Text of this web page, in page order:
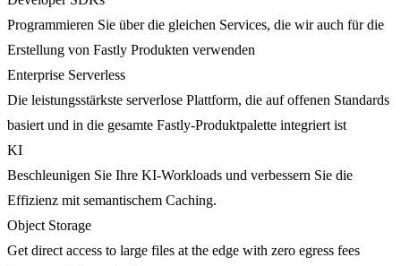
Programmieren Sie über die gleichen Services, die wir auch für die
Erstellung von Fastly Produkten verwenden
Enterprise Serverless
Die leistungsstärkste serverlose Plattform, die auf offenen Standards
basiert und in die gesamte Fastly-Produktpalette integriert ist
KI
Beschleunigen Sie Ihre KI-Workloads und verbessern Sie die
Effizienz mit semantischem Caching.
Object Storage
Get direct access to large files at the edge with zero egress fees